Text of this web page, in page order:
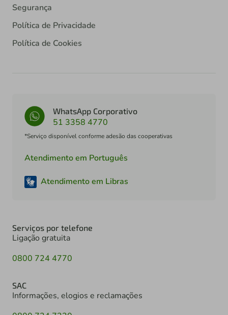
Segurança
Política de Privacidade
Política de Cookies
WhatsApp Corporativo
51 3358 4770
*Serviço disponível conforme adesão das cooperativas
Atendimento em Português
Atendimento em Libras
Serviços por telefone
Ligação gratuita
0800 724 4770
SAC
Informações, elogios e reclamações